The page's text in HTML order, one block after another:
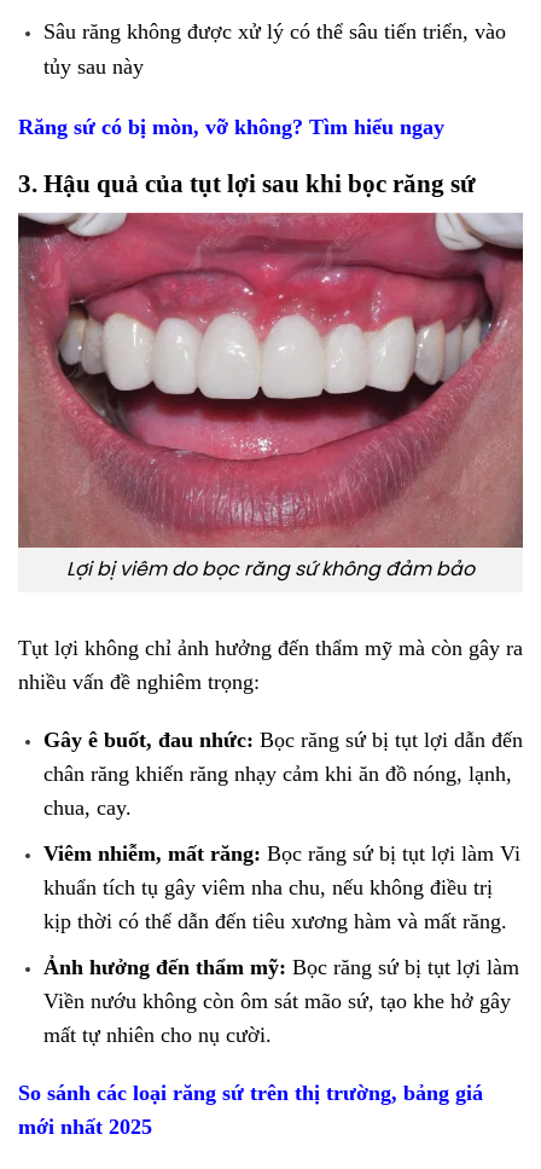
Sâu răng không được xử lý có thể sâu tiến triển, vào
tủy sau này
Răng sứ có bị mòn, vỡ không? Tìm hiểu ngay
3. Hậu quả của tụt lợi sau khi bọc răng sứ
Lợi bị viêm do bọc răng sứ không đảm bảo
Tụt lợi không chỉ ảnh hưởng đến thẩm mỹ mà còn gây ra
nhiều vấn đề nghiêm trọng:
Gây ê buốt, đau nhức: Bọc răng sứ bị tụt lợi dẫn đến
chân răng khiến răng nhạy cảm khi ăn đồ nóng, lạnh,
chua, cay.
Viêm nhiễm, mất răng: Bọc răng sứ bị tụt lợi làm Vi
khuẩn tích tụ gây viêm nha chu, nếu không điều trị
kịp thời có thể dẫn đến tiêu xương hàm và mất răng.
Ảnh hưởng đến thẩm mỹ: Bọc răng sứ bị tụt lợi làm
Viền nướu không còn ôm sát mão sứ, tạo khe hở gây
mất tự nhiên cho nụ cười.
So sánh các loại răng sứ trên thị trường, bảng giá
mới nhất 2025